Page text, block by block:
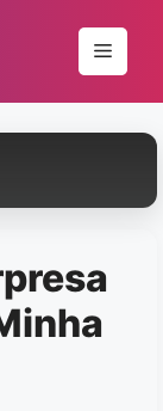
Menu